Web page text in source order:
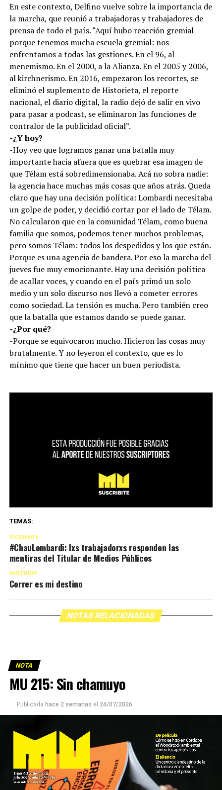
En este contexto, Delfino vuelve sobre la importancia de
la marcha, que reunió a trabajadoras y trabajadores de
prensa de todo el país. “Aquí hubo reacción gremial
porque tenemos mucha escuela gremial: nos
enfrentamos a todas las gestiones. En el 96, al
menemismo. En el 2000, a la Alianza. En el 2005 y 2006,
al kirchnerismo. En 2016, empezaron los recortes, se
eliminó el suplemento de Historieta, el reporte
nacional, el diario digital, la radio dejó de salir en vivo
para pasar a podcast, se eliminaron las funciones de
contralor de la publicidad oficial”.
-¿Y hoy?
-Hoy veo que logramos ganar una batalla muy
importante hacia afuera que es quebrar esa imagen de
que Télam está sobredimensionaba. Acá no sobra nadie:
la agencia hace muchas más cosas que años atrás. Queda
claro que hay una decisión política: Lombardi necesitaba
un golpe de poder, y decidió cortar por el lado de Télam.
No calcularon que en la comunidad Télam, como buena
familia que somos, podemos tener muchos problemas,
pero somos Télam: todos los despedidos y los que están.
Porque es una agencia de bandera. Por eso la marcha del
jueves fue muy emocionante. Hay una decisión política
de acallar voces, y cuando en el país primó un solo
medio y un solo discurso nos llevó a cometer errores
como sociedad. La tensión es mucha. Pero también creo
que la batalla que estamos dando se puede ganar.
-¿Por qué?
-Porque se equivocaron mucho. Hicieron las cosas muy
brutalmente. Y no leyeron el contexto, que es lo
mínimo que tiene que hacer un buen periodista.
TEMAS:
SIGUIENTE
#ChauLombardi: lxs trabajadorxs responden las
mentiras del Titular de Medios Públicos
ANTERIOR
Correr es mi destino
NOTAS RELACIONADAS
NOTA
MU 215: Sin chamuyo
Publicada hace 2 semanas el 24/07/2026